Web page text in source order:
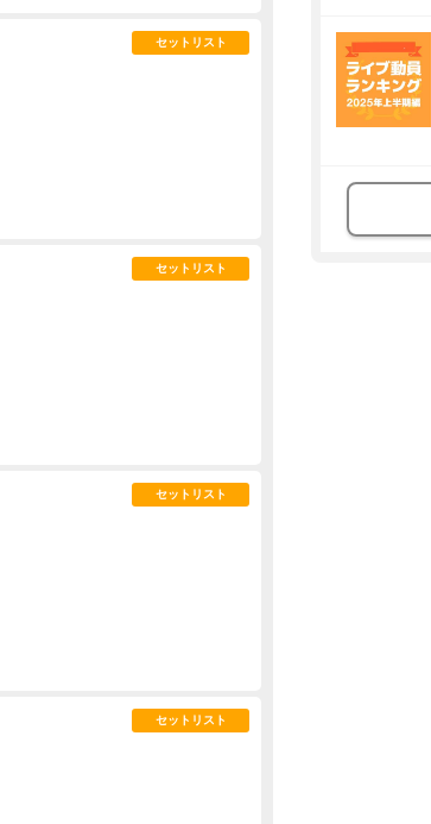
セットリスト
セットリスト
セットリスト
セットリスト